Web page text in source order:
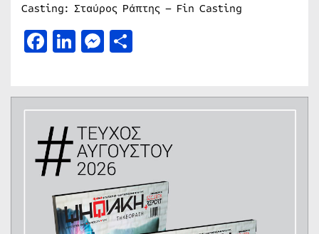
Casting: Σταύρος Ράπτης – Fin Casting
Facebook
LinkedIn
Messenger